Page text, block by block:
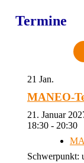
Termine
21 Jan.
MANEO-
21. Januar
18:30 - 20:30
Schwerpunkt: